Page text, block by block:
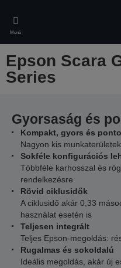
main
content
Menü
Epson Scara
Series
Gyorsaság és
Kompakt, gyors és
Nagyon kis
Sokféle konfigurációs
Többféle karhosszal és
rendelkezésre
Rövid ciklusidők
A ciklusidő akár 0,33
használat esetén is
Teljesen integrált
Teljes Epson-megoldás:
Rugalmas és sokoldalú
Ideális megoldás, akár új